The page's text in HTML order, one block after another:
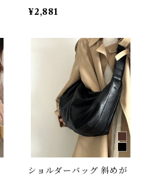
¥2,881
ショルダーバッグ 斜めが